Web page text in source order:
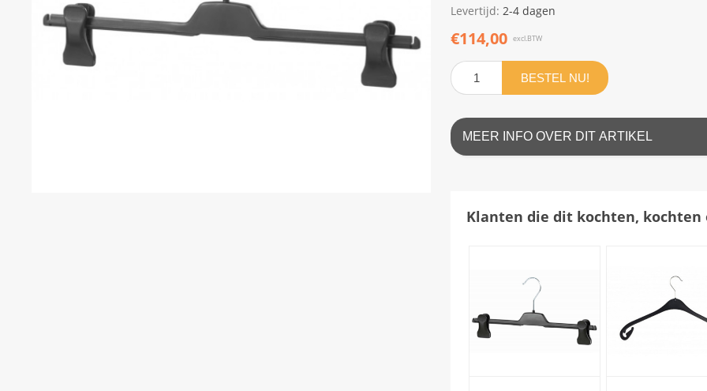
Levertijd: 2-4 dagen
€114,00 excl.BTW
BESTEL NU!
MEER INFO OVER DIT ARTIKEL
Klanten die dit kochten, kochten